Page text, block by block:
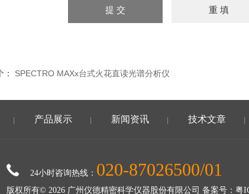
： SPECTRO MAXx台式火花直读光谱分析仪
产品展示 新闻资讯 技术文章
24小时咨询热线： 020-87026500/01
版权所有© 2026 广州仪德精密科学仪器股份有限公司 备案号： 粤